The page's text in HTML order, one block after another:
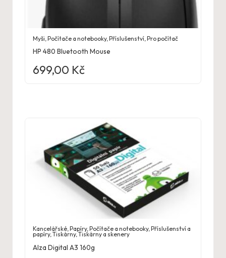
Myši ,Počítače a notebooky,Příslušenství ,Pro počítač
HP 480 Bluetooth Mouse
699,00 Kč
Kancelářské ,Papíry,Počítače a notebooky,Příslušenství a
papíry,Tiskárny,Tiskárny a skenery
Alza Digital A3 160g